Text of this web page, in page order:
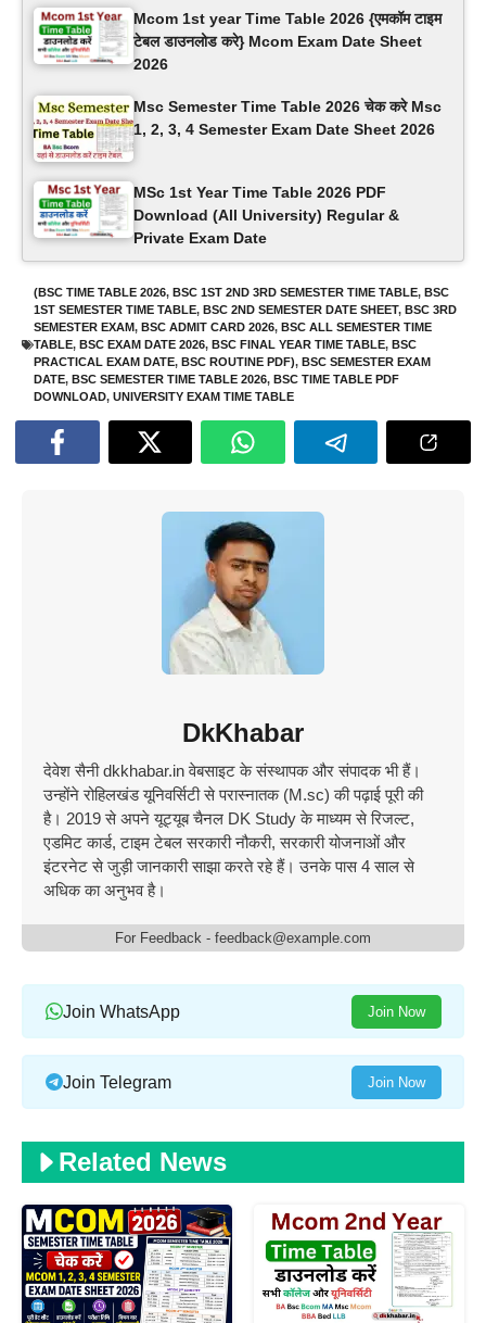
Mcom 1st year Time Table 2026 {एमकॉम टाइम
टेबल डाउनलोड करे} Mcom Exam Date Sheet
2026
Msc Semester Time Table 2026 चेक करे Msc
1, 2, 3, 4 Semester Exam Date Sheet 2026
MSc 1st Year Time Table 2026 PDF
Download (All University) Regular &
Private Exam Date
(BSC TIME TABLE 2026, BSC 1ST 2ND 3RD SEMESTER TIME TABLE, BSC
1ST SEMESTER TIME TABLE, BSC 2ND SEMESTER DATE SHEET, BSC 3RD
SEMESTER EXAM, BSC ADMIT CARD 2026, BSC ALL SEMESTER TIME
TABLE, BSC EXAM DATE 2026, BSC FINAL YEAR TIME TABLE, BSC
PRACTICAL EXAM DATE, BSC ROUTINE PDF), BSC SEMESTER EXAM
DATE, BSC SEMESTER TIME TABLE 2026, BSC TIME TABLE PDF
DOWNLOAD, UNIVERSITY EXAM TIME TABLE
DkKhabar
देवेश सैनी dkkhabar.in वेबसाइट के संस्थापक और संपादक भी हैं।
उन्होंने रोहिलखंड यूनिवर्सिटी से परास्नातक (M.sc) की पढ़ाई पूरी की
है। 2019 से अपने यूट्यूब चैनल DK Study के माध्यम से रिजल्ट,
एडमिट कार्ड, टाइम टेबल सरकारी नौकरी, सरकारी योजनाओं और
इंटरनेट से जुड़ी जानकारी साझा करते रहे हैं। उनके पास 4 साल से
अधिक का अनुभव है।
For Feedback - feedback@example.com
Join WhatsApp Join Now
Join Telegram Join Now
Related News